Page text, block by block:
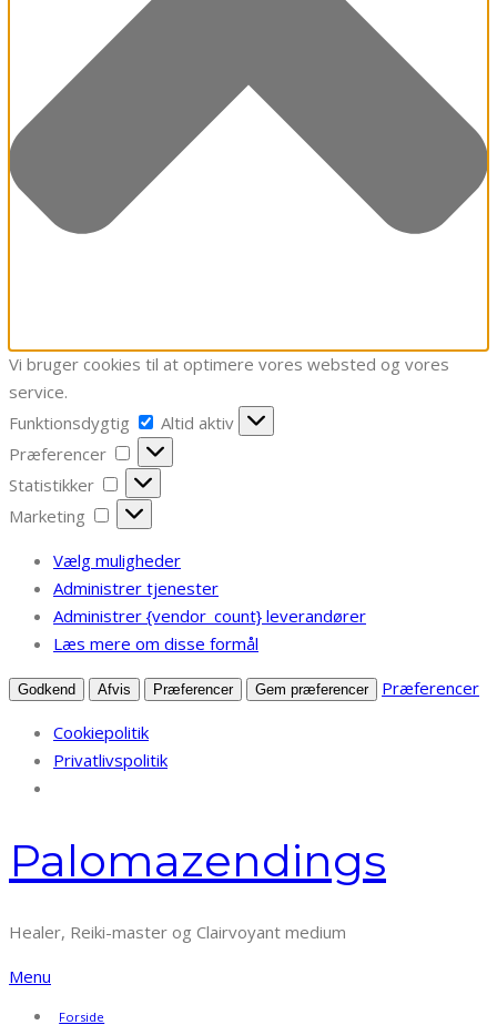
Vi bruger cookies til at optimere vores websted og vores
service.
Funktionsdygtig
Funktionsdygtig
Altid aktiv
Præferencer
Præferencer
Statistikker
Statistikker
Marketing
Marketing
Vælg muligheder
Administrer tjenester
Administrer {vendor_count} leverandører
Læs mere om disse formål
Godkend Afvis Præferencer Gem præferencer
Præferencer
Cookiepolitik
Privatlivspolitik
Spring
til
Palomazendings
Healer, Reiki-master og Clairvoyant medium
Menu
Forside